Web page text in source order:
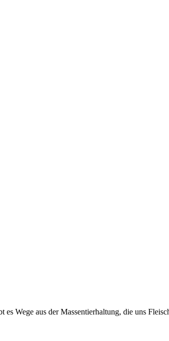
Wege aus der Massentierhaltung, die uns